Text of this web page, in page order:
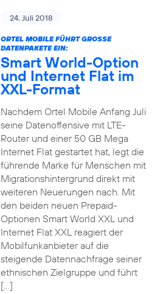
24. Juli 2018
ORTEL MOBILE FÜHRT GROSSE D
ATENPAKETE EIN:
Smart World-Option
und Internet Flat im
XXL-Format
Nachdem Ortel Mobile Anfang Juli
seine Datenoffensive mit LTE-
Router und einer 50 GB Mega
Internet Flat gestartet hat, legt die
führende Marke für Menschen mit
Migrationshintergrund direkt mit
weiteren Neuerungen nach. Mit
den beiden neuen Prepaid-
Optionen Smart World XXL und
Internet Flat XXL reagiert der
Mobilfunkanbieter auf die
steigende Datennachfrage seiner
ethnischen Zielgruppe und führt
[…]